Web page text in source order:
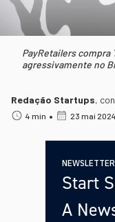
PayRetailers compra
agressivamente no
Redação Startups,
4 min • 23 mai 2024
NEWSLETTER
Start
A